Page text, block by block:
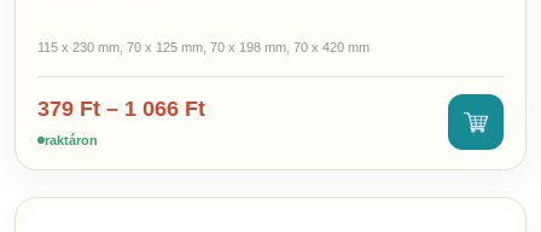
115 x 230 mm, 70 x 125 mm, 70 x 198 mm, 70 x 420 mm
379 Ft – 1 066 Ft
raktáron